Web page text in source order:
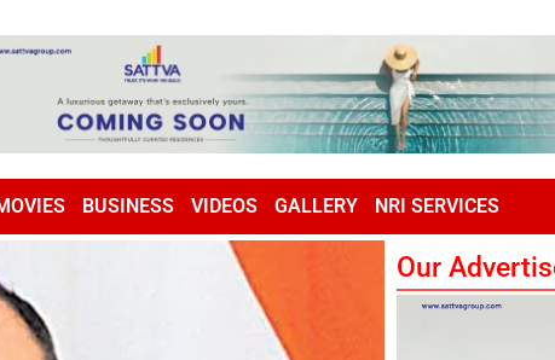
BUSINESS VIDEOS GALLERY NRI SERVICES
Our